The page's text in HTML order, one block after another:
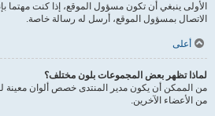
الأولى ينبغي أن تكون مسؤول الموقع، إذا كنت
الاتصال بمسؤول الموقع، أرسل له رسالة خاصة.
أعلى
لماذا تظهر بعض المجموعات بلون مختلف؟
من الممكن أن يكون مدير المنتدى خصص ألوان
من الأعضاء الآخرين.